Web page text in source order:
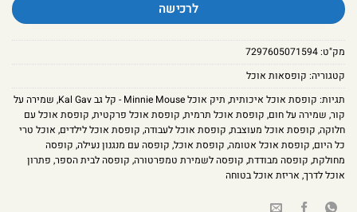
לרכישה
מק"ט:7297605071594
קטגוריה: קופסאות אוכל
תגיות: קופסת אוכל איכותית, תיק אוכל Minnie Mouse - קל גב Kal Gav , שמירה על
קור, שמירה על חום, קופסת אוכל תרמית, קופסת אוכל פרקטית, קופסת אוכל עם
חלוקה, קופסת אוכל מעוצבת, קופסת אוכל לעבודה, קופסת אוכל לילדים, אוכל טרי
כל היום, קופסת אוכל אטומה, קופסת אוכל, קופסה עם מנגנון נעילה, קופסה
מחולקת, קופסה מבודדת, קופסה לשמירת טמפרטורה, קופסה לבית הספר, פתרון
אוכל לדרך, אריזת אוכל בטוחה